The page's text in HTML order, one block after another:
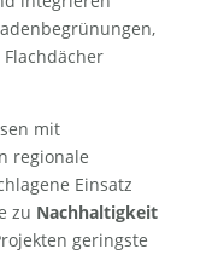
mit
regionale
Einsatz
zu Nachhaltigkeit
geringste